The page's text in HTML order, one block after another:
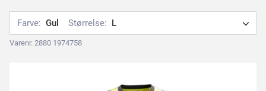
Farve: Gul Størrelse: L
Varenr. 2880 1974758